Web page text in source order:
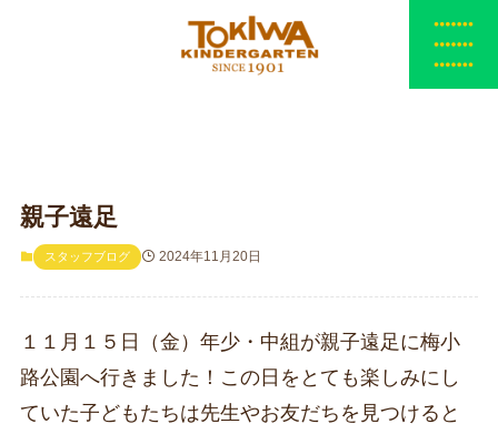
親子遠足
スタッフブログ 2024年11月20日
１１月１５日（金）年少・中組が親子遠足に梅小
路公園へ行きました！この日をとても楽しみにし
ていた子どもたちは先生やお友だちを見つけると